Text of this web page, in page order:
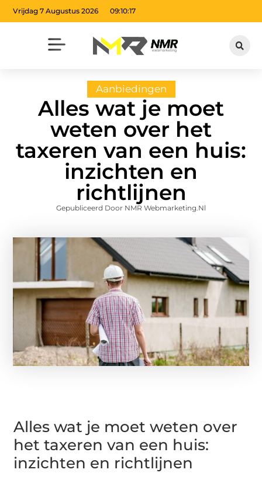
Vrijdag 7 Augustus 2026 09:10:19
Aanbiedingen
Alles wat je moet
weten over het
taxeren van een huis:
inzichten en
richtlijnen
Gepubliceerd Door NMR Webmarketing.nl
Alles wat je moet weten over
het taxeren van een huis:
inzichten en richtlijnen